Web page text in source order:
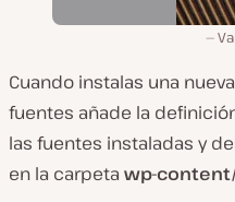
Cuando instalas una
fuentes añade la
las fuentes instaladas y
en la carpeta wp-